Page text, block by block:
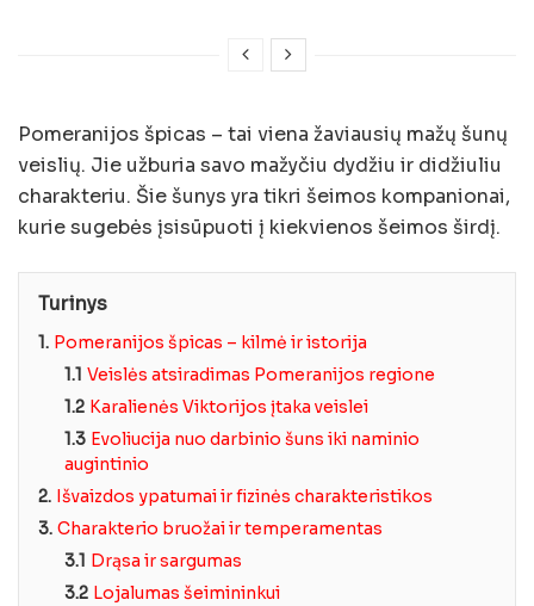
Pomeranijos špicas – tai viena žaviausių mažų šunų
veislių. Jie užburia savo mažyčiu dydžiu ir didžiuliu
charakteriu. Šie šunys yra tikri šeimos kompanionai,
kurie sugebės įsisūpuoti į kiekvienos šeimos širdį.
Turinys
1. Pomeranijos špicas – kilmė ir istorija
1.1 Veislės atsiradimas Pomeranijos regione
1.2 Karalienės Viktorijos įtaka veislei
1.3 Evoliucija nuo darbinio šuns iki naminio
augintinio
2. Išvaizdos ypatumai ir fizinės charakteristikos
3. Charakterio bruožai ir temperamentas
3.1 Drąsa ir sargumas
3.2 Lojalumas šeimininkui